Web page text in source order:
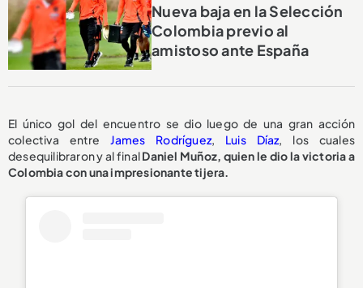
Nueva baja en la Selección
Colombia previo al
amistoso ante España
El único gol del encuentro se dio luego de una gran acción
colectiva entreJames Rodríguez, Luis Díaz, los cuales
desequilibraron y al finalDaniel Muñoz, quien le dio la victoria a
Colombia con una impresionante tijera.